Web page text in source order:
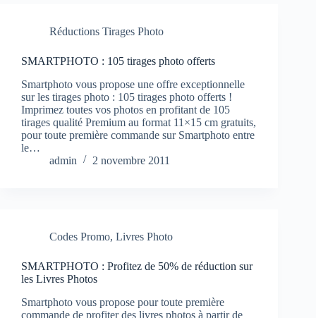
Réductions Tirages Photo
SMARTPHOTO : 105 tirages photo offerts
Smartphoto vous propose une offre exceptionnelle
sur les tirages photo : 105 tirages photo offerts !
Imprimez toutes vos photos en profitant de 105
tirages qualité Premium au format 11×15 cm gratuits,
pour toute première commande sur Smartphoto entre
le…
admin
2 novembre 2011
Codes Promo, Livres Photo
SMARTPHOTO : Profitez de 50% de réduction sur
les Livres Photos
Smartphoto vous propose pour toute première
commande de profiter des livres photos à partir de